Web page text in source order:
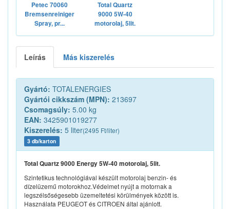
Petec 70060
Bremsenreiniger
Spray, pr...
Total Quartz
9000 5W-40
motorolaj, 5lit.
Leírás Más kiszerelés
Gyártó: TOTALENERGIES
Gyártói cikkszám (MPN): 213697
Csomagsúly: 5.00 kg
EAN: 3425901019277
Kiszerelés: 5 liter(2495 Ft/liter)
3 db/karton
Total Quartz 9000 Energy 5W-40 motorolaj, 5lit.
Szintetikus technológiával készült motorolaj benzin- és
dízelüzemű motorokhoz.Védelmet nyújt a motornak a
legszélsőségesebb üzemeltetési körülmények között is.
Használata PEUGEOT és CITROEN által ajánlott.